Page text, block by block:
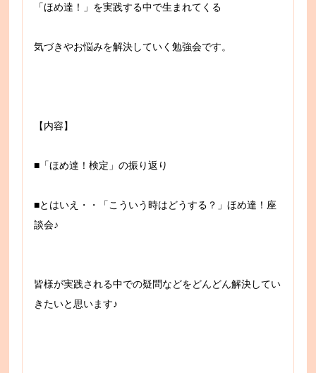
「ほめ達！」を実践する中で生まれてくる
気づきやお悩みを解決していく勉強会です。
【内容】
■「ほめ達！検定」の振り返り
■とはいえ・・「こういう時はどうする？」ほめ達！座
談会♪
皆様が実践される中での疑問などをどんどん解決してい
きたいと思います♪